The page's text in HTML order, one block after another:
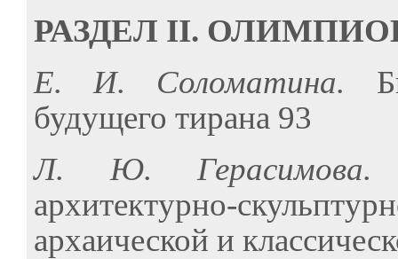
РАЗДЕЛ II.
Е. И. Соломатина.
будущего тирана 93
Л. Ю.
архитектурно-
архаической и